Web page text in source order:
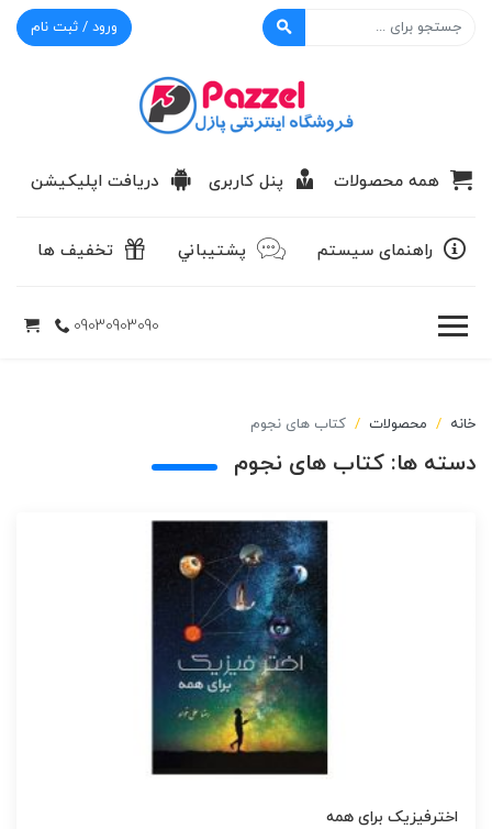
ورود / ثبت نام
همه محصولات پنل کاربری دریافت اپلیکیشن
راهنمای سیستم پشتيباني تخفیف ها
09030903090
خانه محصولات کتاب های نجوم
دسته ها: کتاب های نجوم
اخترفیزیک برای همه‎